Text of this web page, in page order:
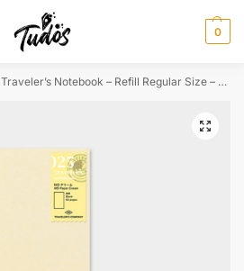
0
Traveler’s Notebook – Refill Regular Size – 025 MD Paper Cream